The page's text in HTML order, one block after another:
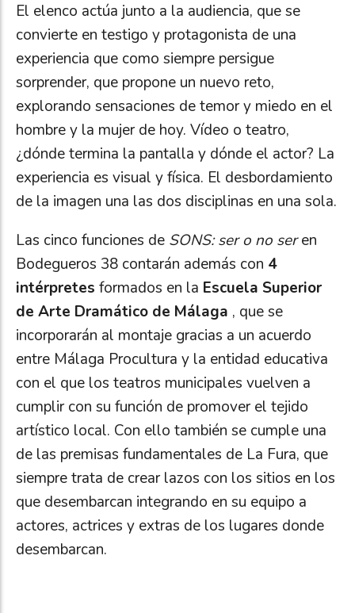
El elenco actúa junto a la audiencia, que se
convierte en testigo y protagonista de una
experiencia que como siempre persigue
sorprender, que propone un nuevo reto,
explorando sensaciones de temor y miedo en el
hombre y la mujer de hoy. Vídeo o teatro,
¿dónde termina la pantalla y dónde el actor? La
experiencia es visual y física. El desbordamiento
de la imagen una las dos disciplinas en una sola.
Las cinco funciones de SONS: ser o no seren
Bodegueros 38 contarán además con 4
intérpretes formados en la Escuela Superior
de Arte Dramático de Málaga , que se
incorporarán al montaje gracias a un acuerdo
entre Málaga Procultura y la entidad educativa
con el que los teatros municipales vuelven a
cumplir con su función de promover el tejido
artístico local. Con ello también se cumple una
de las premisas fundamentales de La Fura, que
siempre trata de crear lazos con los sitios en los
que desembarcan integrando en su equipo a
actores, actrices y extras de los lugares donde
desembarcan.